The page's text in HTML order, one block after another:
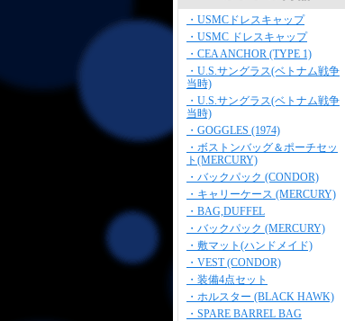
・USMCドレスキャップ
・USMC ドレスキャップ
・CEA ANCHOR (TYPE 1)
・U.S.サングラス(ベトナム戦争
当時)
・U.S.サングラス(ベトナム戦争
当時)
・GOGGLES (1974)
・ボストンバッグ＆ポーチセッ
ト(MERCURY)
・バックパック (CONDOR)
・キャリーケース (MERCURY)
・BAG,DUFFEL
・バックパック (MERCURY)
・敷マット(ハンドメイド)
・VEST (CONDOR)
・装備4点セット
・ホルスター (BLACK HAWK)
・SPARE BARREL BAG